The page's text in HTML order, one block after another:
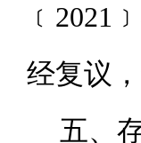
经复议
五、